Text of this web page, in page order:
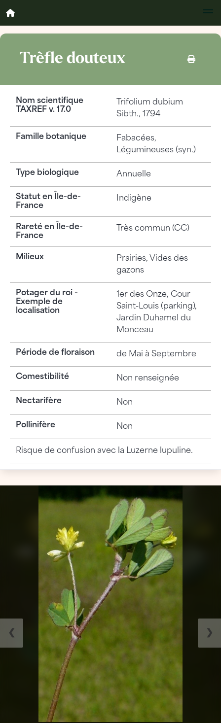
Trèfle douteux
Nom scientifique
TAXREF v. 17.0
Trifolium dubium
Sibth., 1794
Famille botanique
Fabacées,
Légumineuses (syn.)
Type biologique Annuelle
Statut en Île-de-
France
Indigène
Rareté en Île-de-
France
Très commun (CC)
Milieux
Prairies, Vides des
gazons
Potager du roi -
Exemple de
localisation
1er des Onze, Cour
Saint-Louis (parking),
Jardin Duhamel du
Monceau
Période de floraison de Mai à Septembre
Comestibilité Non renseignée
Nectarifère Non
Pollinifère Non
Risque de confusion avec la Luzerne lupuline.
❮ ❯